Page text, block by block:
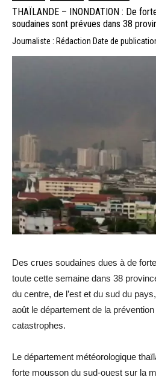
THAÏLANDE – INONDATION : De
soudaines sont prévues dans 38
Journaliste : Rédaction Date de
Des crues soudaines dues à de
toute cette semaine dans 38
du centre, de l’est et du sud du
août le département de la prévention
catastrophes.
Le département météorologique
forte mousson du sud-ouest sur la